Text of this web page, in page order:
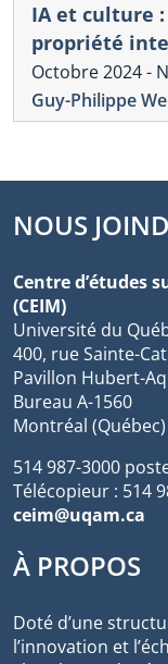
IA et culture
propriété
Octobre 2024 -
Guy-Philippe
NOUS
Centre d’études
(CEIM)
Université du
400, rue Sainte-
Pavillon Hubert-
Bureau A-1560
Montréal (Québec)
514 987-3000
Télécopieur : 514
ceim@uqam.ca
À PROPOS
Doté d’une
l’innovation et